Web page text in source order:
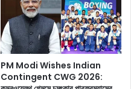
PM Modi Wishes Indian
Contingent CWG 2026: